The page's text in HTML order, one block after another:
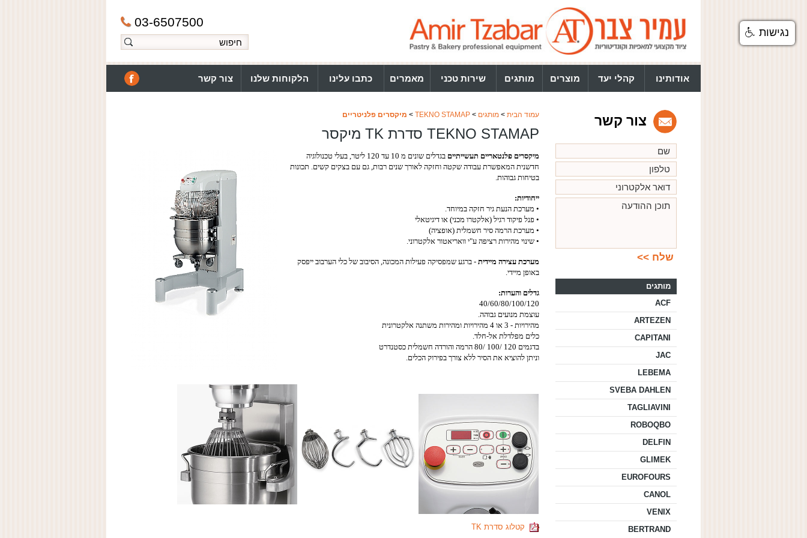
03-6507500
אודותינו קהלי יעד מוצרים מותגים שירות טכני מאמרים כתבו עלינו הלקוחות שלנו צור קשר
עמוד הבית >מותגים >
TEKNO STAMAP
> מיקסרים פלניטריים
TEKNO STAMAP סדרת TK מיקסר
מיקסרים פלנטאריים תעשייתיים בגדלים שונים מ 10 עד 120 ליטר,
בעלי טכנולוגיה
חדשנית המאפשרת עבודה שקטה וחזקה לאורך שניםרבות, גם עם בצקים קשים. תכונות
בטיחות גבוהות.
ייחודיות:
• מערכת הנעת גיר חזקה במיוחד.
• פנל פיקוד רגיל (אלקטרו מכני) או דיגיטאלי
• מערכת הרמה סיר חשמלית (אופציה)
• שינוי מהירות רציפה ע"י וואריאטור אלקטרוני.
מערכת עצירה מיידית- ברגע שמפסיקה פעילות המכונה,הסיבוב של כלי הערבוב ייפסק
באופן מיידי.
גדלים והערות:
40/60/80/100/120
עוצמת מנועים גבוהה.
מהירויות - 3 או 4 מהירויות ומהירות משתנה אלקטרונית
כלים מפלדלת אל-חלד.
בדגמים 120 /100 /80 הרמה והורדה חשמלית כסטנדרט
וניתן להוציא את הסיר ללא צורך בפירוק הכלים.
קטלוג סדרת TK
צור קשר
מותגים
ACF
ARTEZEN
CAPITANI
JAC
LEBEMA
SVEBA DAHLEN
TAGLIAVINI
ROBOQBO
DELFIN
GLIMEK
EUROFOURS
CANOL
VENIX
BERTRAND
נגישות